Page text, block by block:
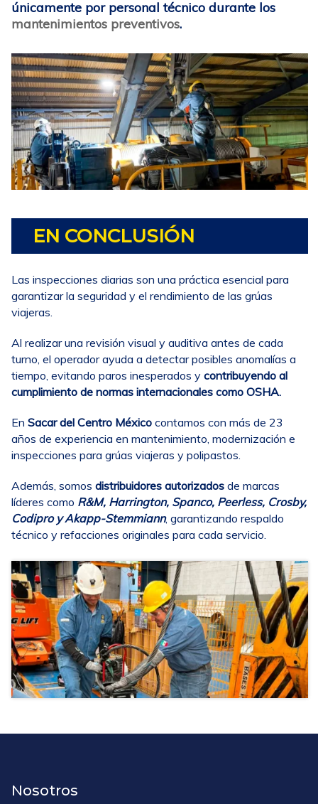
únicamente por personal técnico durante los
mantenimientos preventivos.
EN CONCLUSIÓN
Las inspecciones diarias son una práctica esencial para
garantizar la seguridad y el rendimiento de las grúas
viajeras.
Al realizar una revisión visual y auditiva antes de cada
turno, el operador ayuda a detectar posibles anomalías a
tiempo, evitando paros inesperados y contribuyendo al
cumplimiento de normas internacionales como OSHA.
En Sacar del Centro Méxicocontamos con más de 23
años de experiencia en mantenimiento, modernización e
inspecciones para grúas viajeras y polipastos.
Además, somos distribuidores autorizadosde marcas
líderes como R&M, Harrington, Spanco, Peerless, Crosby,
Codipro y Akapp-Stemmiann, garantizando respaldo
técnico y refacciones originales para cada servicio.
Nosotros